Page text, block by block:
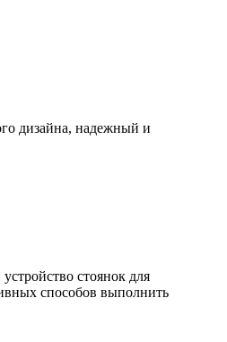
дизайна, надежный и
стоянок для
способов выполнить